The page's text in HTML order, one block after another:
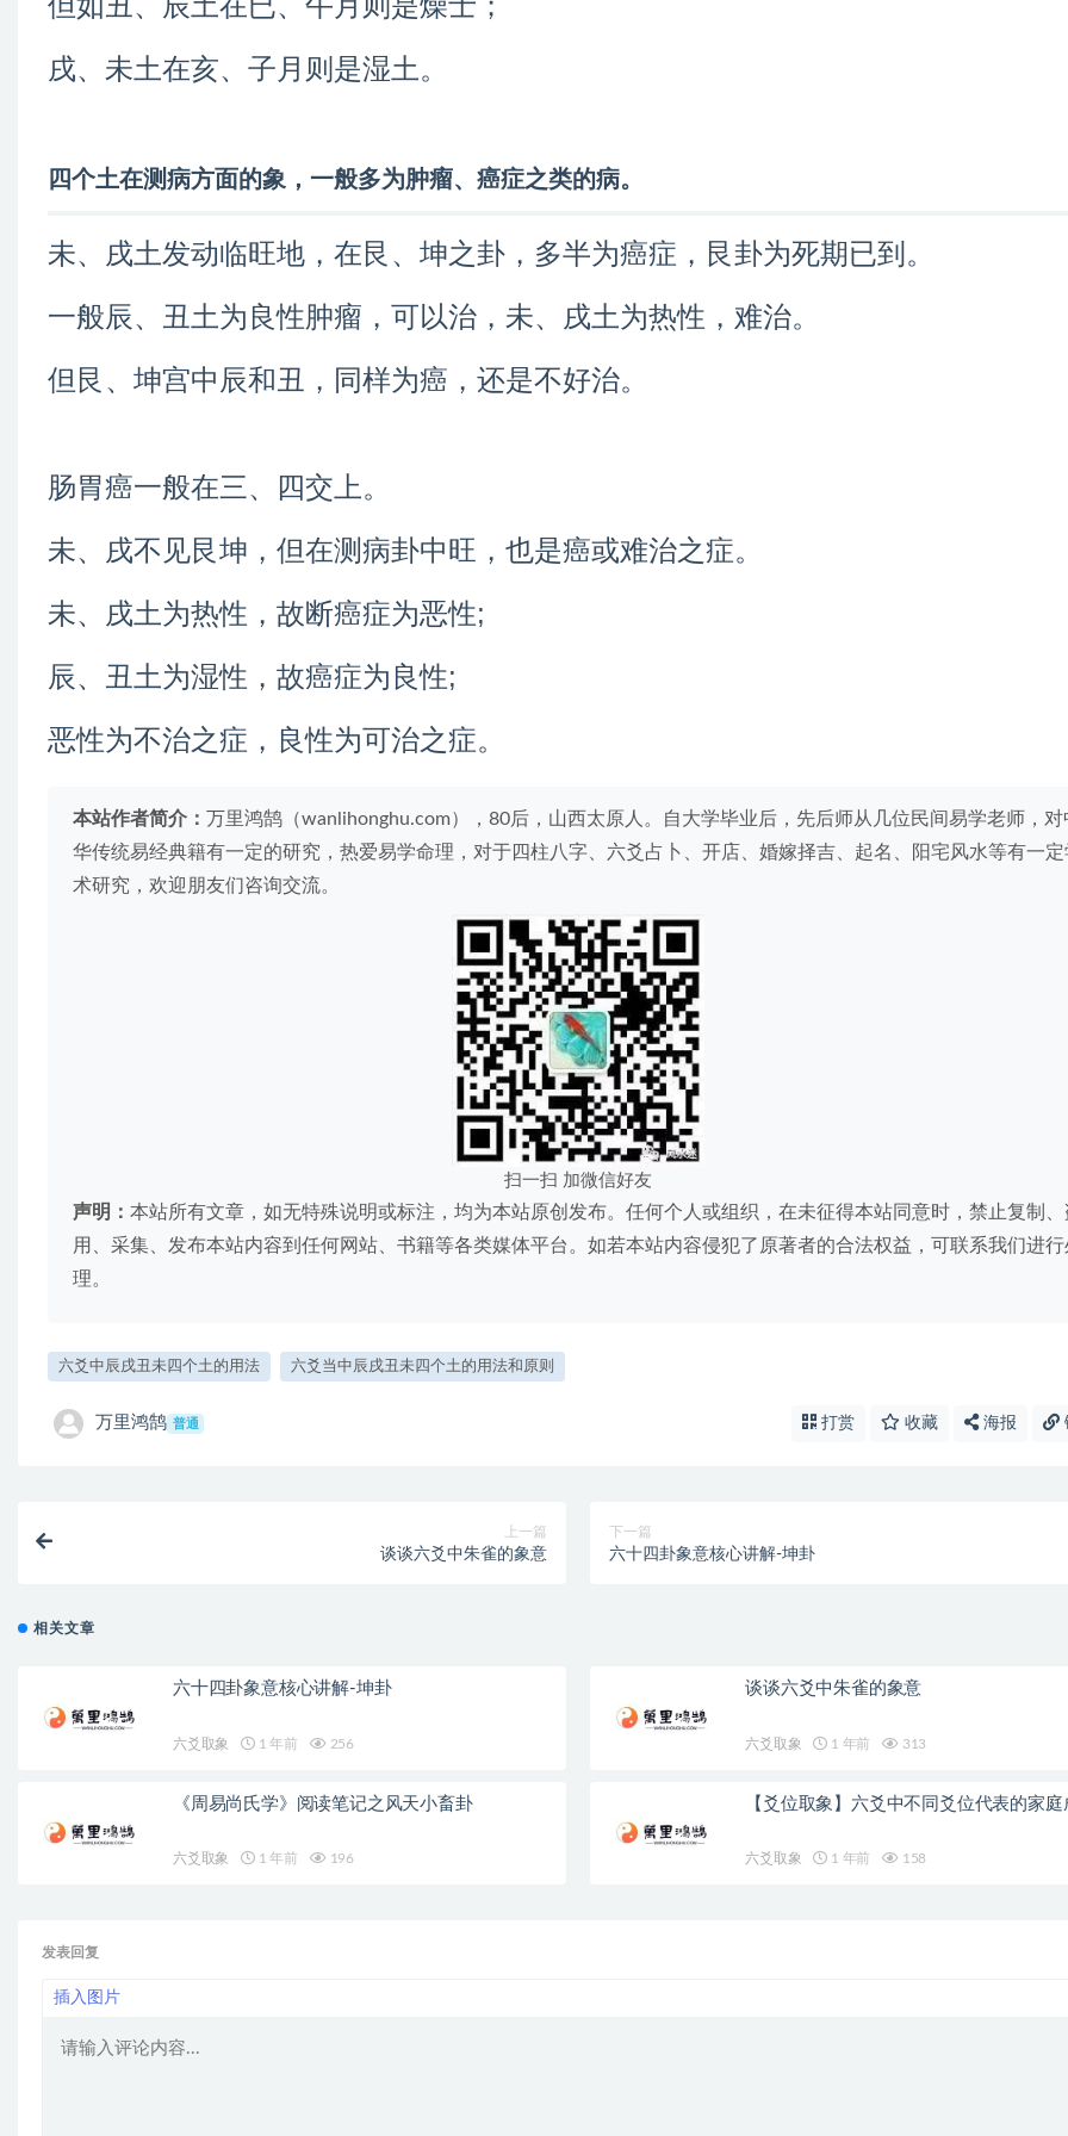
戌、未土在亥、子月则是湿土。
四个土在测病方面的象，一般多为肿瘤、癌症之类的病。
未、戌土发动临旺地，在艮、坤之卦，多半为癌症，艮卦为死期已到。
一般辰、丑土为良性肿瘤，可以治，未、戌土为热性，难治。
但艮、坤宫中辰和丑，同样为癌，还是不好治。
肠胃癌一般在三、四交上。
未、戌不见艮坤，但在测病卦中旺，也是癌或难治之症。
未、戌土为热性，故断癌症为恶性;
辰、丑土为湿性，故癌症为良性;
恶性为不治之症，良性为可治之症。
本站作者简介： 万里鸿鹄（wanlihonghu.com），80后，山西太原人。自大学毕业后，先后师从几位民间易学老师，对
华传统易经典籍有一定的研究，热爱易学命理，对于四柱八字、六爻占卜、开店、婚嫁择吉、起名、阳宅风水等有一定
术研究，欢迎朋友们咨询交流。
扫一扫 加微信好友
声明： 本站所有文章，如无特殊说明或标注，均为本站原创发布。任何个人或组织，在未征得本站同意时，禁止复制、
用、采集、发布本站内容到任何网站、书籍等各类媒体平台。如若本站内容侵犯了原著者的合法权益，可联系我们进行
理。
六爻中辰戌丑未四个土的用法 六爻当中辰戌丑未四个土的用法和原则
万里鸿鹄 普通 打赏 收藏 海报
上一篇
谈谈六爻中朱雀的象意
下一篇
六十四卦象意核心讲解-坤卦
相关文章
六十四卦象意核心讲解-坤卦
六爻取象 1 年前 256
谈谈六爻中朱雀的象意
六爻取象 1 年前 313
《周易尚氏学》阅读笔记之风天小畜卦
六爻取象 1 年前 196
【爻位取象】六爻中不同爻位代表的家庭
六爻取象 1 年前 158
发表回复
插入图片